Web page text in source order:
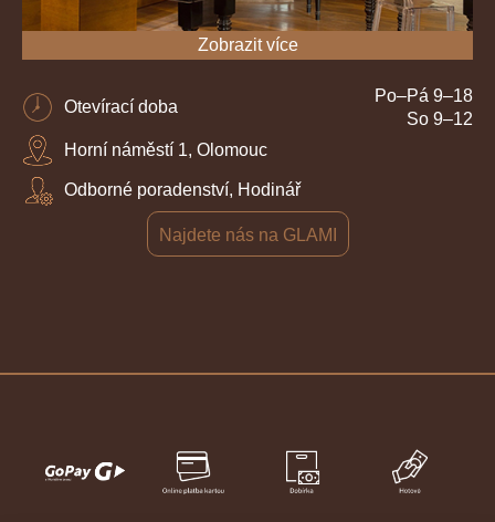
Zobrazit více
Otevírací doba
Po–Pá 9–18
So 9–12
Horní náměstí 1, Olomouc
Odborné poradenství, Hodinář
Najdete nás na GLAMI